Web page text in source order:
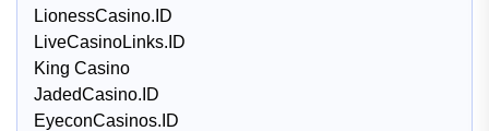
LionessCasino.ID
LiveCasinoLinks.ID
King Casino
JadedCasino.ID
EyeconCasinos.ID